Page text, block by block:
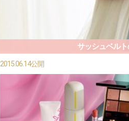
サッシュベル
2015.06.14公開